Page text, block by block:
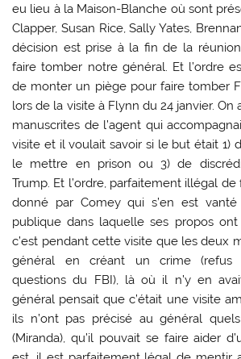
eu lieu à la Maison-Blanche où sont
Clapper, Susan Rice, Sally Yates,
décision est prise à la fin de la
faire tomber notre général. Et l’ordre
de monter un piège pour faire tomber
lors de la visite à Flynn du 24 janvier.
manuscrites de l’agent qui
visite et il voulait savoir si le but était 1)
le mettre en prison ou 3) de
Trump. Et l’ordre, parfaitement illégal
donné par Comey qui s’en est
publique dans laquelle ses propos
c’est pendant cette visite que les deux
général en créant un crime (refus
questions du FBI), là où il n’y en
général pensait que c’était une visite
ils n’ont pas précisé au général
(Miranda), qu’il pouvait se faire aider